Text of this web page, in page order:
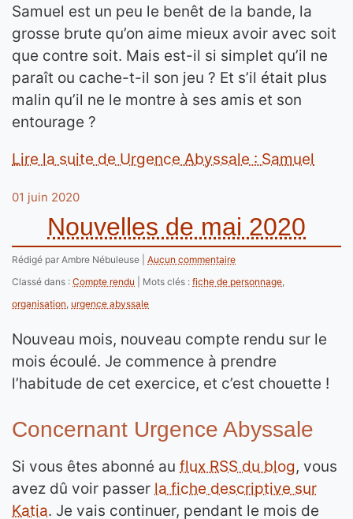
Samuel est un peu le benêt de la bande, la
grosse brute qu’on aime mieux avoir avec soit
que contre soit. Mais est-il si simplet qu’il ne
paraît ou cache-t-il son jeu ? Et s’il était plus
malin qu’il ne le montre à ses amis et son
entourage ?
Lire la suite de Urgence Abyssale : Samuel
01 juin 2020
Nouvelles de mai 2020
Rédigé par Ambre Nébuleuse
Aucun commentaire
Classé dans : Compte rendu Mots clés : fiche de personnage,
organisation, urgence abyssale
Nouveau mois, nouveau compte rendu sur le
mois écoulé. Je commence à prendre
l’habitude de cet exercice, et c’est chouette !
Concernant Urgence Abyssale
Si vous êtes abonné au flux RSS du blog, vous
avez dû voir passer la fiche descriptive sur
Katia. Je vais continuer, pendant le mois de